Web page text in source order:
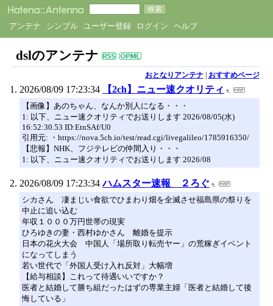
アンテナ シンプル ユーザー登録 ログイン ヘルプ
dslのアンテナ
おとなりアンテナ| おすすめページ
2026/08/09 17:23:34 【2ch】ニュー速クオリティ
【画像】あのちゃん、なんか別人になる・・・
1: 以下、ニュー速クオリティでお送りします 2026/08/05(水)
16:52:30.53 ID:EtnSAf/U0
引用元: ・https://nova.5ch.io/test/read.cgi/livegalileo/1785916350/
【悲報】NHK、フジテレビの仲間入り・・・
1: 以下、ニュー速クオリティでお送りします 2026/08
2026/08/09 17:23:34 ハムスター速報 ２ろぐ
シカさん 凄まじい食欲でひまわり畑を全滅させ福島県の祭りを
中止に追い込む
年収１０００万円世帯の現実
ひろゆきの妻・西村ゆかさん 離婚を提示
日本の花火大会 中国人「場所取り転売ヤー」の荒稼ぎイベント
になってしまう
若い世代で「外国人受け入れ反対」大幅増
【給与相談】これって待遇いいですか？
医者と結婚して勝ち組だったはずの専業主婦「医者と結婚して後
悔している」